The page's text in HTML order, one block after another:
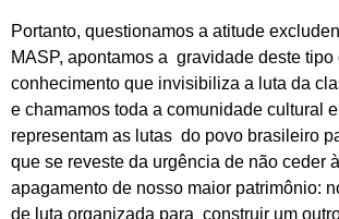
Portanto, questionamos a atitude
MASP, apontamos a gravidade deste
conhecimento que invisibiliza a luta da
e chamamos toda a comunidade cultural
representam as lutas do povo brasileiro
que se reveste da urgência de não ceder
apagamento de nosso maior patrimônio:
de luta organizada para construir um